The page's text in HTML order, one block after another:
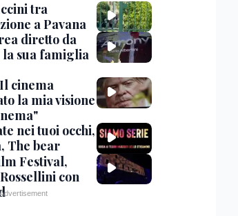
tra
a Pavana
diretto da
sua famiglia
cinema
la mia visione
nei tuoi occhi,
The bear
Festival,
con